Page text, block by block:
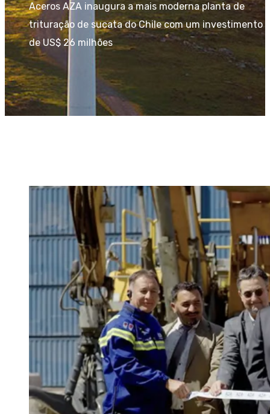
Aceros AZA inaugura a mais moderna planta de
trituração de sucata do Chile com um investimento
de US$ 26 milhões